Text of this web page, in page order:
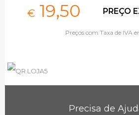
€ 19,50 PREÇO
Preços com Taxa de IVA
Precisa de